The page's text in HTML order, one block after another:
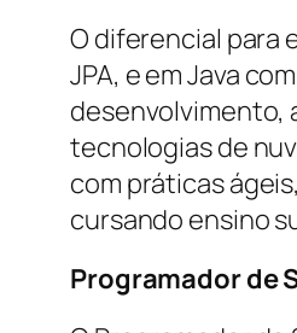
O diferencial para
JPA, e em Java
desenvolvimento,
tecnologias de
com práticas
cursando ensino
Programador de